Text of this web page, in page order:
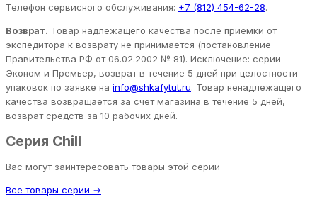
Телефон сервисного обслуживания: +7 (812) 454-62-28.
Возврат. Товар надлежащего качества после приёмки от
экспедитора к возврату не принимается (постановление
Правительства РФ от 06.02.2002 № 81). Исключение: серии
Эконом и Премьер, возврат в течение 5 дней при целостности
упаковок по заявке на info@shkafytut.ru. Товар ненадлежащего
качества возвращается за счёт магазина в течение 5 дней,
возврат средств за 10 рабочих дней.
Серия Chill
Вас могут заинтересовать товары этой серии
Все товары серии →